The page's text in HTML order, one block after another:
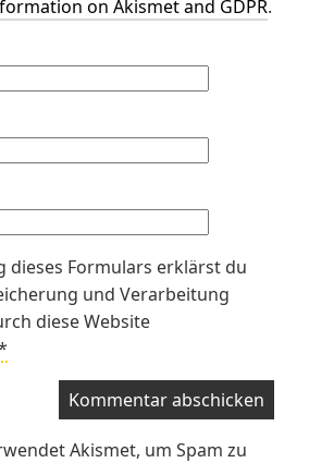
on Akismet and GDPR.
dieses Formulars erklärst du
und Verarbeitung
diese Website
Akismet, um Spam zu